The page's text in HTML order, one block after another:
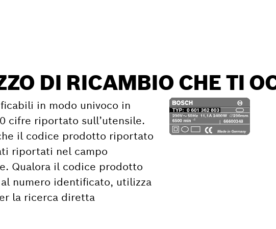
DI RICAMBIO CHE TI
in modo univoco in
cifre riportato sull’utensile.
il codice prodotto riportato
riportati nel campo
Qualora il codice prodotto
numero identificato, utilizza
la ricerca diretta